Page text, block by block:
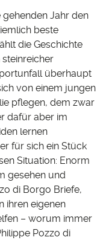
gehenden Jahr den
beste
die Geschichte
steinreicher
überhaupt
von einem jungen
pflegen, dem zwar
dafür aber im
lernen
für sich ein Stück
Situation: Enorm
gesehen und
di Borgo Briefe,
ihren eigenen
– worum immer
Pozzo di